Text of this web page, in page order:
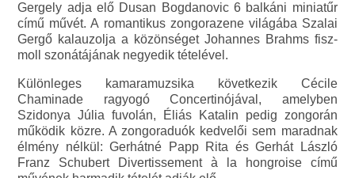
Gergely adja elő Dusan Bogdanovic 6 balkáni miniatűr
című művét. A romantikus zongorazene világába Szalai
Gergő kalauzolja a közönséget Johannes Brahms fisz-
moll szonátájának negyedik tételével.
Különleges kamaramuzsika következik Cécile
Chaminade ragyogó Concertinójával, amelyben
Szidonya Júlia fuvolán, Éliás Katalin pedig zongorán
működik közre. A zongoraduók kedvelői sem maradnak
élmény nélkül: Gerhátné Papp Rita és Gerhát László
Franz Schubert Divertissement à la hongroise című